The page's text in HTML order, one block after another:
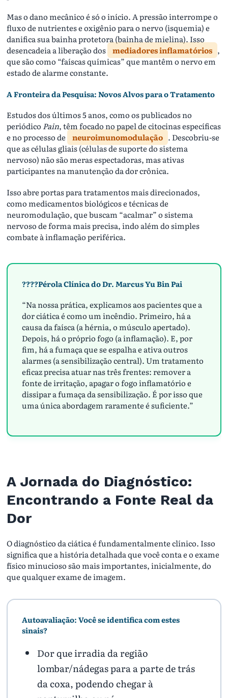
Mas o dano mecânico é só o início. A pressão interrompe o
fluxo de nutrientes e oxigênio para o nervo (isquemia) e
danifica sua bainha protetora (bainha de mielina). Isso
desencadeia a liberação dos mediadores inflamatórios ,
que são como “faíscas químicas” que mantêm o nervo em
estado de alarme constante.
A Fronteira da Pesquisa: Novos Alvos para o Tratamento
Estudos dos últimos 5 anos, como os publicados no
periódico Pain, têm focado no papel de citocinas específicas
e no processo de
neuroimunomodulação . Descobriu-se
que as células gliais (células de suporte do sistema
nervoso) não são meras espectadoras, mas ativas
participantes na manutenção da dor crônica.
Isso abre portas para tratamentos mais direcionados,
como medicamentos biológicos e técnicas de
neuromodulação, que buscam “acalmar” o sistema
nervoso de forma mais precisa, indo além do simples
combate à inflamação periférica.
????Pérola Clínica do Dr. Marcus Yu Bin Pai
“Na nossa prática, explicamos aos pacientes que a
dor ciática é como um incêndio. Primeiro, há a
causa da faísca (a hérnia, o músculo apertado).
Depois, há o próprio fogo (a inflamação). E, por
fim, há a fumaça que se espalha e ativa outros
alarmes (a sensibilização central). Um tratamento
eficaz precisa atuar nas três frentes: remover a
fonte de irritação, apagar o fogo inflamatório e
dissipar a fumaça da sensibilização. É por isso que
uma única abordagem raramente é suficiente.”
A Jornada do Diagnóstico:
Encontrando a Fonte Real da
Dor
O diagnóstico da ciática é fundamentalmente clínico. Isso
significa que a história detalhada que você conta e o exame
físico minucioso são mais importantes, inicialmente, do
que qualquer exame de imagem.
Autoavaliação: Você se identifica com estes
sinais?
Dor que irradia da região
lombar/nádegas para a parte de trás
da coxa, podendo chegar à